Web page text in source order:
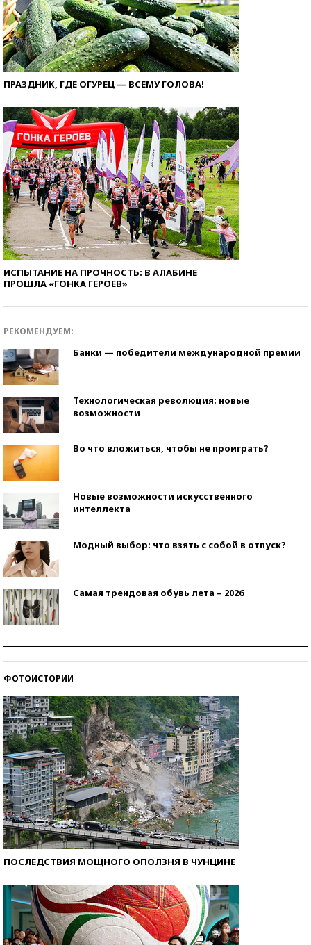
ПРАЗДНИК, ГДЕ ОГУРЕЦ — ВСЕМУ ГОЛОВА!
ИСПЫТАНИЕ НА ПРОЧНОСТЬ: В АЛАБИНЕ
ПРОШЛА «ГОНКА ГЕРОЕВ»
РЕКОМЕНДУЕМ:
Банки — победители международной премии
Технологическая революция: новые
возможности
Во что вложиться, чтобы не проиграть?
Новые возможности искусственного
интеллекта
Модный выбор: что взять с собой в отпуск?
Самая трендовая обувь лета – 2026
ФОТОИСТОРИИ
ПОСЛЕДСТВИЯ МОЩНОГО ОПОЛЗНЯ В ЧУНЦИНЕ